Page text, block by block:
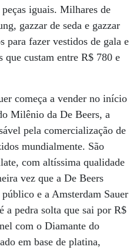
iguais. Milhares de
gazzar de seda e gazzar
para fazer vestidos de gala e
que custam entre R$ 780 e
começa a vender no início
Milênio da De Beers, a
pela comercialização de
mundialmente. São
com altíssima qualidade
vez que a De Beers
e a Amsterdam Sauer
a pedra solta que sai por R$
com o Diamante do
em base de platina,